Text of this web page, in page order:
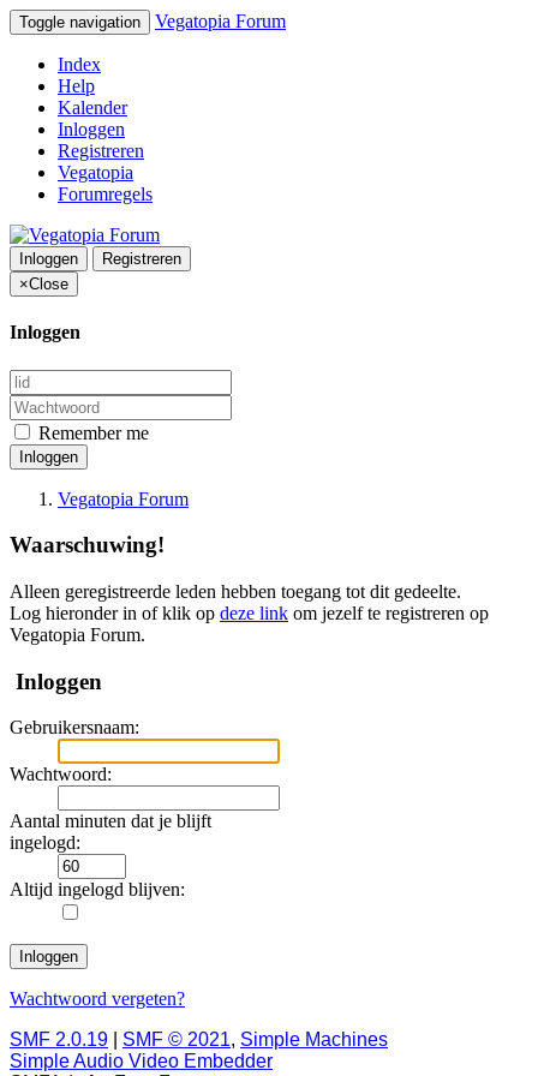
Toggle navigation Vegatopia Forum
Index
Help
Kalender
Inloggen
Registreren
Vegatopia
Forumregels
Inloggen
Registreren
×Close
Inloggen
Remember me
Inloggen
Vegatopia Forum
Waarschuwing!
Alleen geregistreerde leden hebben toegang tot dit gedeelte.
Log hieronder in of klik op deze link om jezelf te registreren op
Vegatopia Forum.
Inloggen
Gebruikersnaam:
Wachtwoord:
Aantal minuten dat je blijft
ingelogd:
Altijd ingelogd blijven:
Wachtwoord vergeten?
SMF 2.0.19
SMF © 2021, Simple Machines
Simple Audio Video Embedder